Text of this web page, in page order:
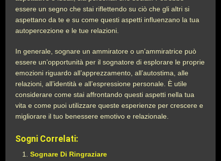
essere un segno che stai riflettendo su ciò che gli altri si
aspettano da te e su come questi aspetti influenzano la tua
autopercezione e le tue relazioni.
In generale, sognare un ammiratore o un’ammiratrice può
essere un’opportunità per il sognatore di esplorare le proprie
emozioni riguardo all’apprezzamento, all’autostima, alle
relazioni, all’identità e all’espressione personale. È utile
considerare come stai affrontando questi aspetti nella tua
vita e come puoi utilizzare queste esperienze per crescere e
migliorare il tuo benessere emotivo e relazionale.
Sogni Correlati:
Sognare Di Ringraziare